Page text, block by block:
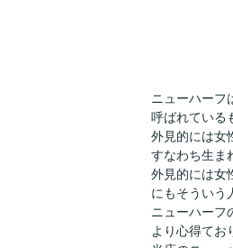
ニューハーフ
呼ばれている
外見的には女
すなわち生ま
外見的には女
にもそういう
ニューハーフ
より心得てお